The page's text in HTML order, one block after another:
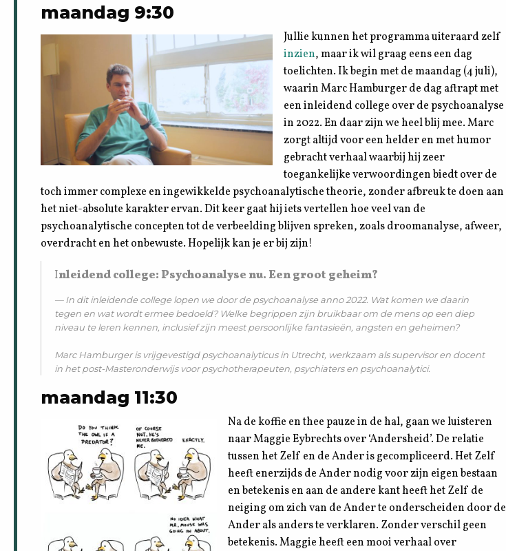
maandag 9:30
Jullie kunnen het programma uiteraard zelf
inzien, maar ik wil graag eens een dag
toelichten. Ik begin met de maandag (4 juli),
waarin Marc Hamburger de dag aftrapt met
een inleidend college over de psychoanalyse
in 2022. En daar zijn we heel blij mee. Marc
zorgt altijd voor een helder en met humor
gebracht verhaal waarbij hij zeer
toegankelijke verwoordingen biedt over de
toch immer complexe en ingewikkelde psychoanalytische theorie, zonder afbreuk te doen aan
het niet-absolute karakter ervan. Dit keer gaat hij iets vertellen hoe veel van de
psychoanalytische concepten tot de verbeelding blijven spreken, zoals droomanalyse, afweer,
overdracht en het onbewuste. Hopelijk kan je er bij zijn!
Inleidend college: Psychoanalyse nu. Een groot geheim?
In dit inleidende college lopen we door de psychoanalyse anno 2022. Wat komen we daarin
tegen en wat wordt ermee bedoeld? Welke begrippen zijn bruikbaar om de mens op een diep
niveau te leren kennen, inclusief zijn meest persoonlijke fantasieën, angsten en geheimen?
MarcHamburger is vrijgevestigd psychoanalyticus in Utrecht, werkzaam als supervisor en docent
in het post-Masteronderwijs voor psychotherapeuten, psychiaters en psychoanalytici.
maandag 11:30
Na de koffie en thee pauze in de hal, gaan we luisteren
naar Maggie Eybrechts over ‘Andersheid’. De relatie
tussen het Zelf en de Ander is gecompliceerd. Het Zelf
heeft enerzijds de Ander nodig voor zijn eigen bestaan
en betekenis en aan de andere kant heeft het Zelf de
neiging om zich van de Ander te onderscheiden door de
Ander als anders te verklaren. Zonder verschil geen
betekenis. Maggie heeft een mooi verhaal over